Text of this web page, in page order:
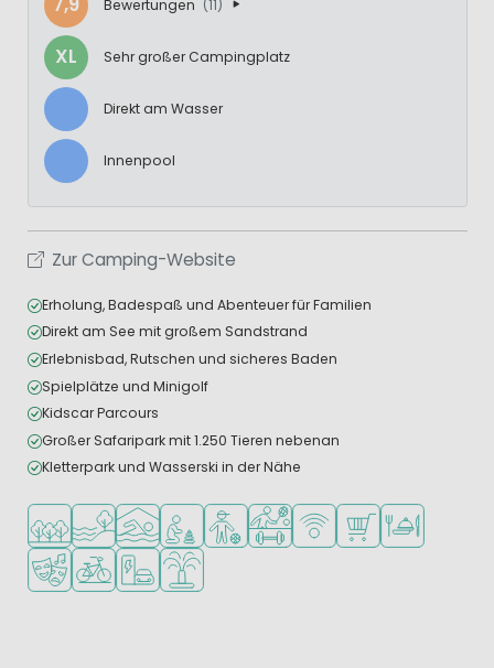
Bewertungen (11)
XL Sehr großer Campingplatz
Direkt am Wasser
Innenpool
Zur Camping-Website
Erholung, Badespaß und Abenteuer für Familien
Direkt am See mit großem Sandstrand
Erlebnisbad, Rutschen und sicheres Baden
Spielplätze und Minigolf
Kidscar Parcours
Großer Safaripark mit 1.250 Tieren nebenan
Kletterpark und Wasserski in der Nähe
In waldreicher Umgebung
Am Wasser
HallenbadEmpfohlen für kleine Kinder
Empfohlen für Teenager
Viele Sportmöglichkeiten
WLAN verfügbar
Supermarkt/Laden
Restaurant
Animationsteam
Fahrradverleih
Ladestation für E-Autos
Wasserspielplatz